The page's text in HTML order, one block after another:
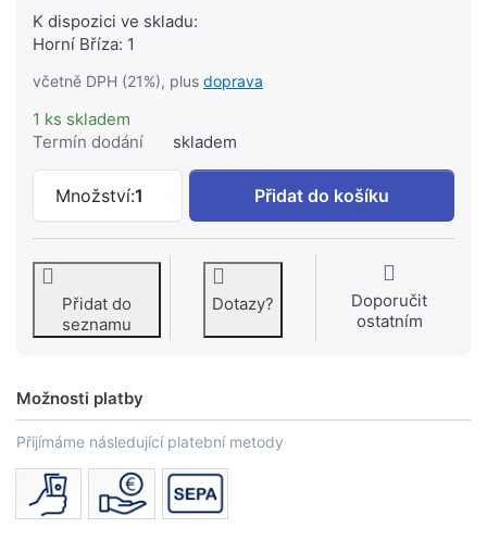
K dispozici ve skladu:
Horní Bříza: 1
včetně DPH (21%), plus doprava
1 ks skladem
Termín dodání
skladem
Množství:1
HANSGROHE Metris S podomítková
Přidat do košíku
Přidat do
seznamu
Dotazy?
Doporučit
ostatním
Možnosti platby
Přijímáme následující platební metody